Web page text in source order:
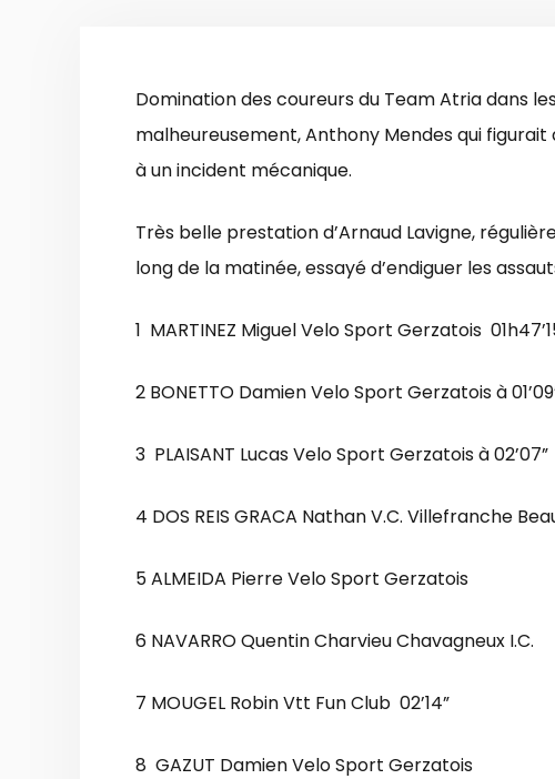
Domination des coureurs du Team Atria dans
malheureusement, Anthony Mendes qui
à un incident mécanique.
Très belle prestation d’Arnaud Lavigne,
long de la matinée, essayé d’endiguer les
1 MARTINEZ Miguel Velo Sport Gerzatois
2 BONETTO Damien Velo Sport Gerzatois à
3 PLAISANT Lucas Velo Sport Gerzatois à 02’07”
4 DOS REIS GRACA Nathan V.C. Villefranche
5 ALMEIDA Pierre Velo Sport Gerzatois
6 NAVARRO Quentin Charvieu Chavagneux I.C.
7 MOUGEL Robin Vtt Fun Club 02’14”
8 GAZUT Damien Velo Sport Gerzatois